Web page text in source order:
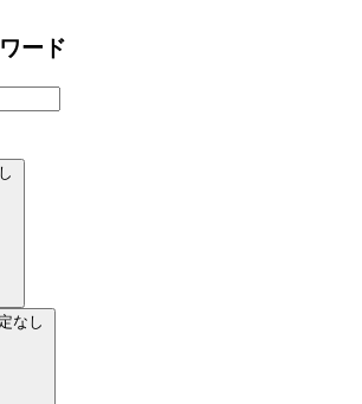
ード
なし